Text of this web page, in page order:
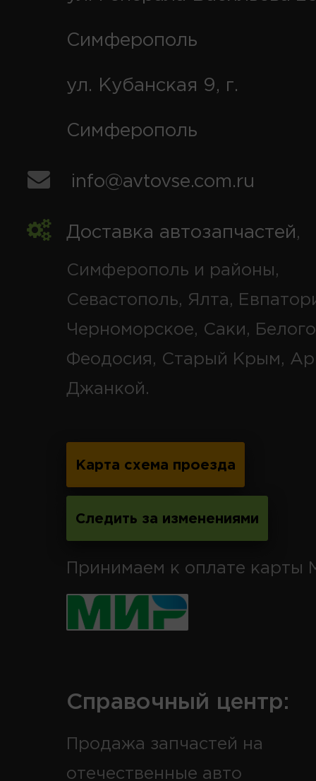
Симферополь
ул. Кубанская 9, г.
Симферополь
info@avtovse.com.ru
Доставка автозапчастей,
Симферополь и районы,
Севастополь, Ялта,
Черноморское, Саки,
Феодосия, Старый Крым,
Джанкой.
Карта схема проезда
Следить за изменениями
Принимаем к оплате карты
Справочный центр:
Продажа запчастей на
отечественные авто